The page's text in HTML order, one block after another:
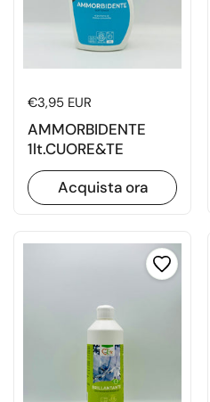
Prezzo di listino
€3,95 EUR
AMMORBIDENTE
1lt.CUORE&TE
Acquista ora